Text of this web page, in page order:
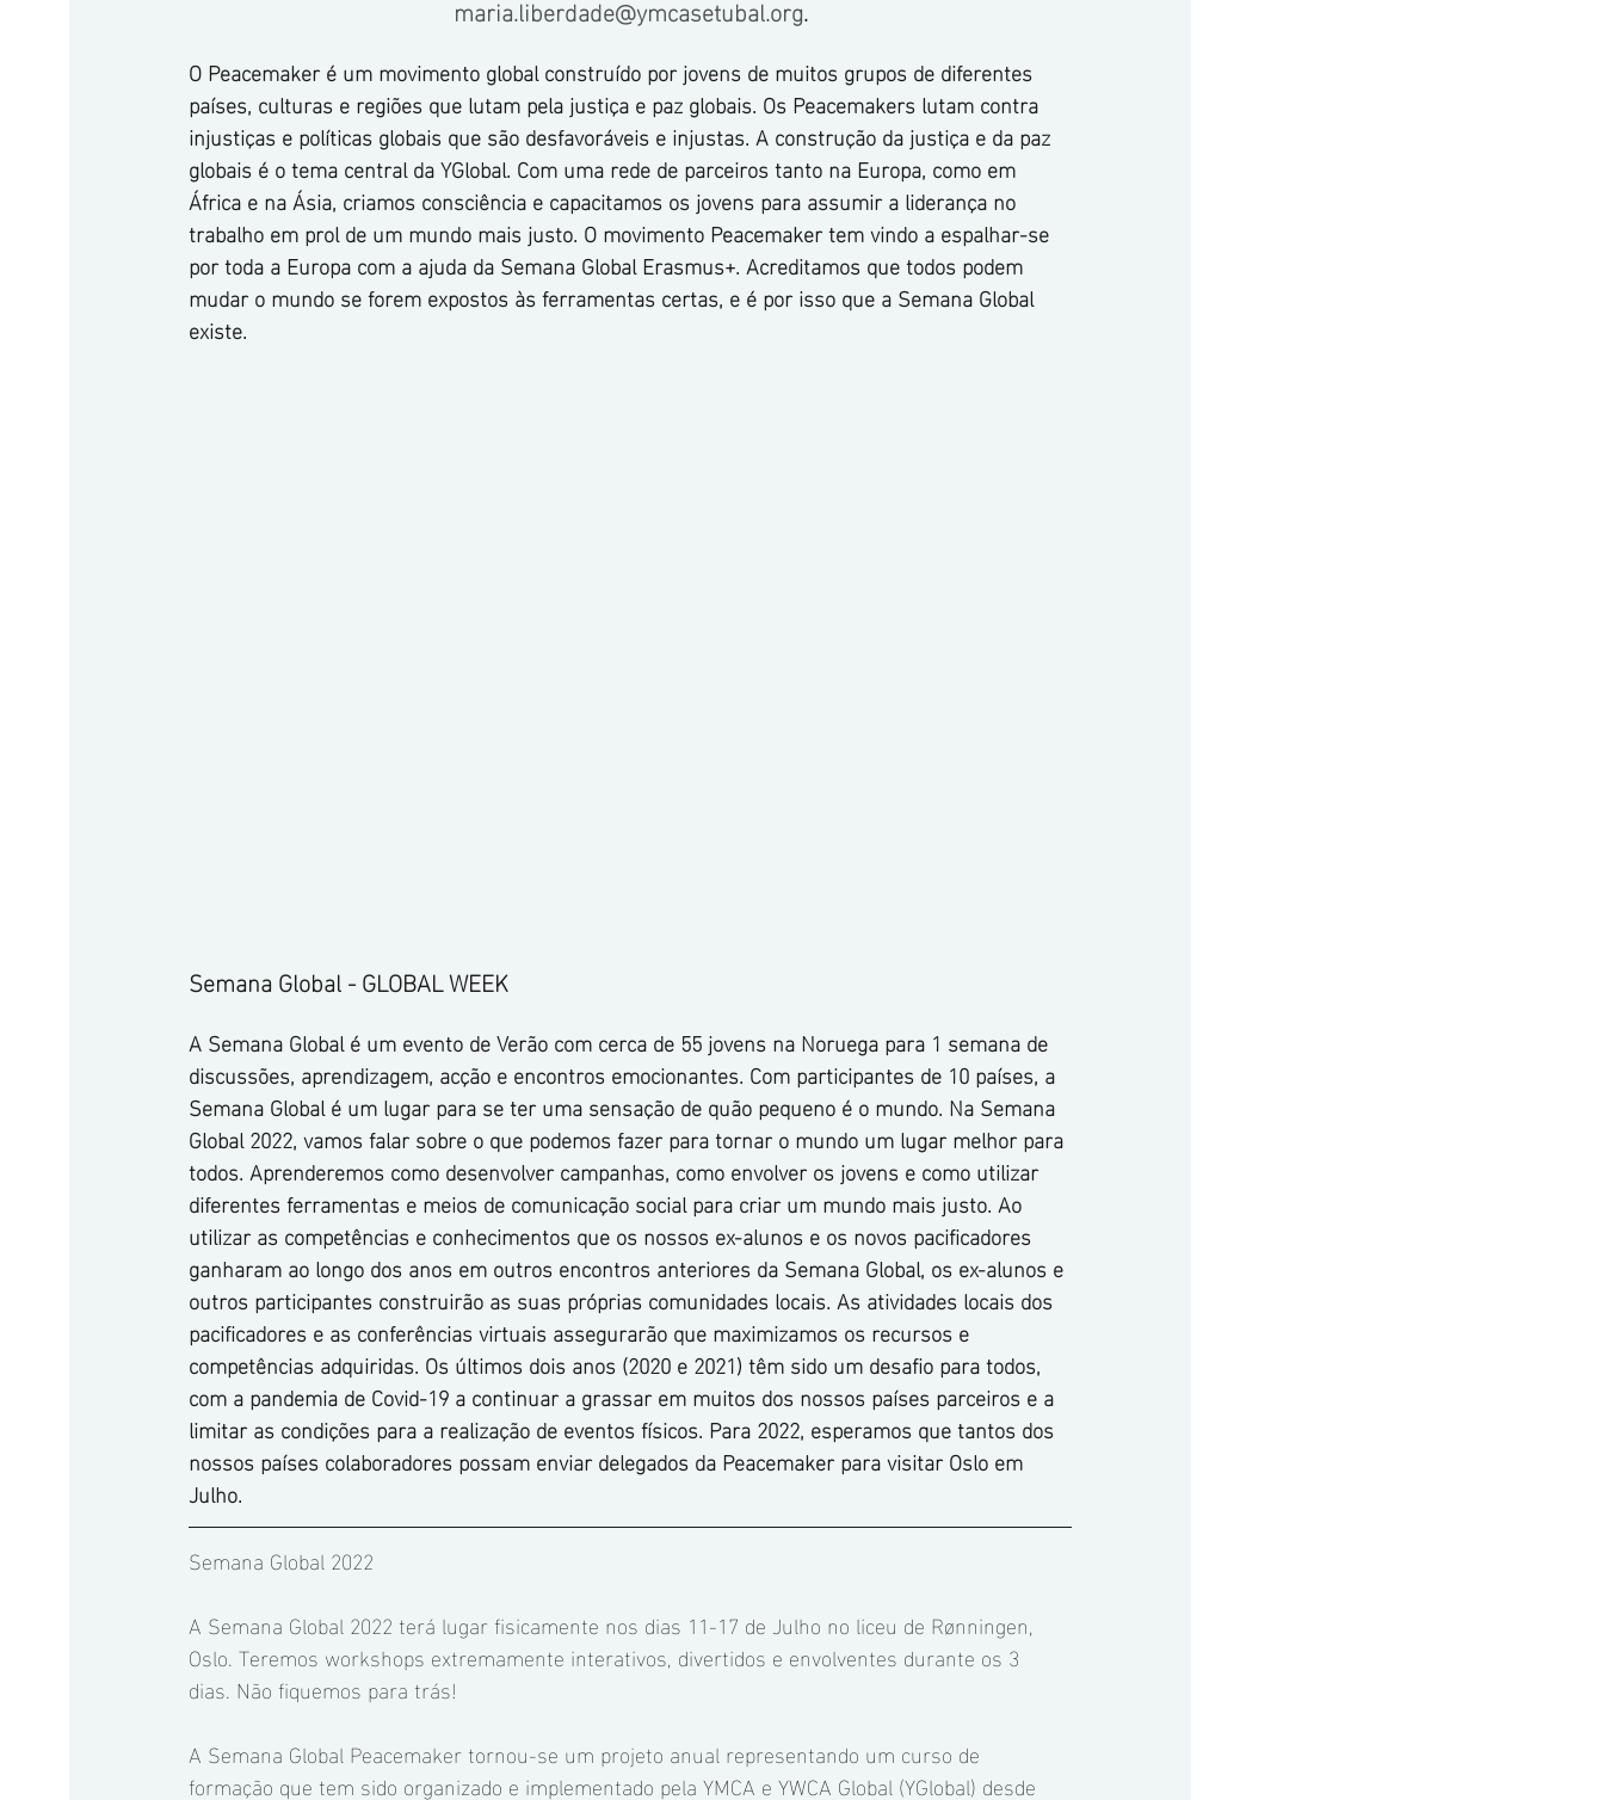
maria.liberdade@ymcasetubal.org.
O Peacemaker é um movimento global construído por jovens de muitos grupos de diferentes
países, culturas e regiões que lutam pela justiça e paz globais. Os Peacemakers lutam contra
injustiças e políticas globais que são desfavoráveis e injustas. A construção da justiça e da paz
globais é o tema central da YGlobal. Com uma rede de parceiros tanto na Europa, como em
África e na Ásia, criamos consciência e capacitamos os jovens para assumir a liderança no
trabalho em prol de um mundo mais justo. O movimento Peacemaker tem vindo a espalhar-se
por toda a Europa com a ajuda da Semana Global Erasmus+. Acreditamos que todos podem
mudar o mundo se forem expostos às ferramentas certas, e é por isso que a Semana Global
existe.
Semana Global - GLOBAL WEEK
A Semana Global é um evento de Verão com cerca de 55 jovens na Noruega para 1 semana de
discussões, aprendizagem, acção e encontros emocionantes. Com participantes de 10 países, a
Semana Global é um lugar para se ter uma sensação de quão pequeno é o mundo. Na Semana
Global 2022, vamos falar sobre o que podemos fazer para tornar o mundo um lugar melhor para
todos. Aprenderemos como desenvolver campanhas, como envolver os jovens e como utilizar
diferentes ferramentas e meios de comunicação social para criar um mundo mais justo. Ao
utilizar as competências e conhecimentos que os nossos ex-alunos e os novos pacificadores
ganharam ao longo dos anos em outros encontros anteriores da Semana Global, os ex-alunos e
outros participantes construirão as suas próprias comunidades locais. As atividades locais dos
pacificadores e as conferências virtuais assegurarão que maximizamos os recursos e
competências adquiridas. Os últimos dois anos (2020 e 2021) têm sido um desafio para todos,
com a pandemia de Covid-19 a continuar a grassar em muitos dos nossos países parceiros e a
limitar as condições para a realização de eventos físicos. Para 2022, esperamos que tantos dos
nossos países colaboradores possam enviar delegados da Peacemaker para visitar Oslo em
Julho.
Semana Global 2022
A Semana Global 2022 terá lugar fisicamente nos dias 11-17 de Julho no liceu de Rønningen,
Oslo. Teremos workshops extremamente interativos, divertidos e envolventes durante os 3
dias. Não fiquemos para trás!
A Semana Global Peacemaker tornou-se um projeto anual representando um curso de
formação que tem sido organizado e implementado pela YMCA e YWCA Global (YGlobal) desde